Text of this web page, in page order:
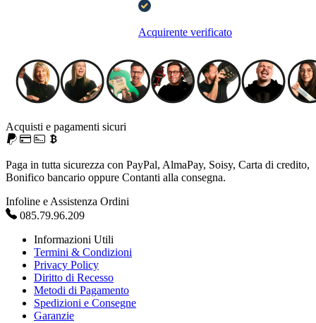
Acquirente verificato
Acquisti e pagamenti sicuri
Paga in tutta sicurezza con PayPal, AlmaPay, Soisy, Carta di credito,
Bonifico bancario oppure Contanti alla consegna.
Infoline e Assistenza Ordini
085.79.96.209
Informazioni Utili
Termini & Condizioni
Privacy Policy
Diritto di Recesso
Metodi di Pagamento
Spedizioni e Consegne
Garanzie